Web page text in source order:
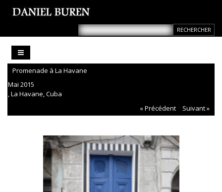
Promenade à La Havane
Mai 2015
, La Havane, Cuba
« Précédent
Suivant »